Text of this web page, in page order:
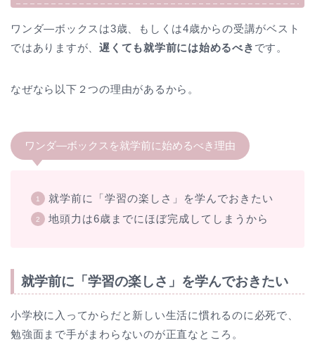
ワンダ―ボックスは3歳、もしくは4歳からの受講がベスト
ではありますが、遅くても就学前には始めるべき です。
なぜなら以下２つの理由があるから。
ワンダ―ボックスを就学前に始めるべき理由
就学前に「学習の楽しさ」を学んでおきたい
地頭力は6歳までにほぼ完成してしまうから
就学前に「学習の楽しさ」を学んでおきたい
小学校に入ってからだと新しい生活に慣れるのに必死で、
勉強面まで手がまわらないのが正直なところ。